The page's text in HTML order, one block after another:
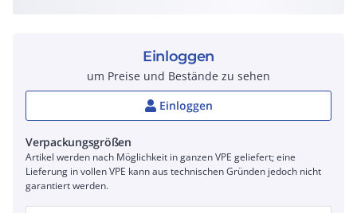
Einloggen
um Preise und Bestände zu sehen
Einloggen
Verpackungsgrößen
Artikel werden nach Möglichkeit in ganzen VPE geliefert; eine
Lieferung in vollen VPE kann aus technischen Gründen jedoch nicht
garantiert werden.